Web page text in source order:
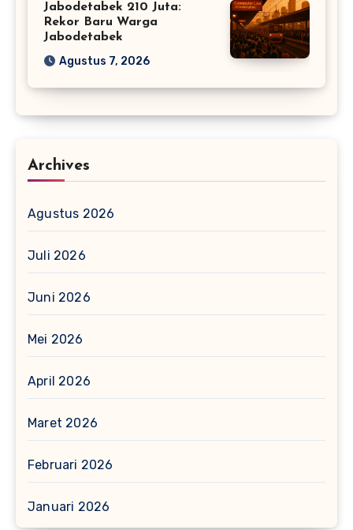
Jabodetabek 210 Juta:
Rekor Baru Warga
Jabodetabek
Agustus 7, 2026
Archives
Agustus 2026
Juli 2026
Juni 2026
Mei 2026
April 2026
Maret 2026
Februari 2026
Januari 2026